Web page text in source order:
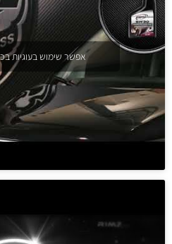
אפשר שימוש בעוגיות